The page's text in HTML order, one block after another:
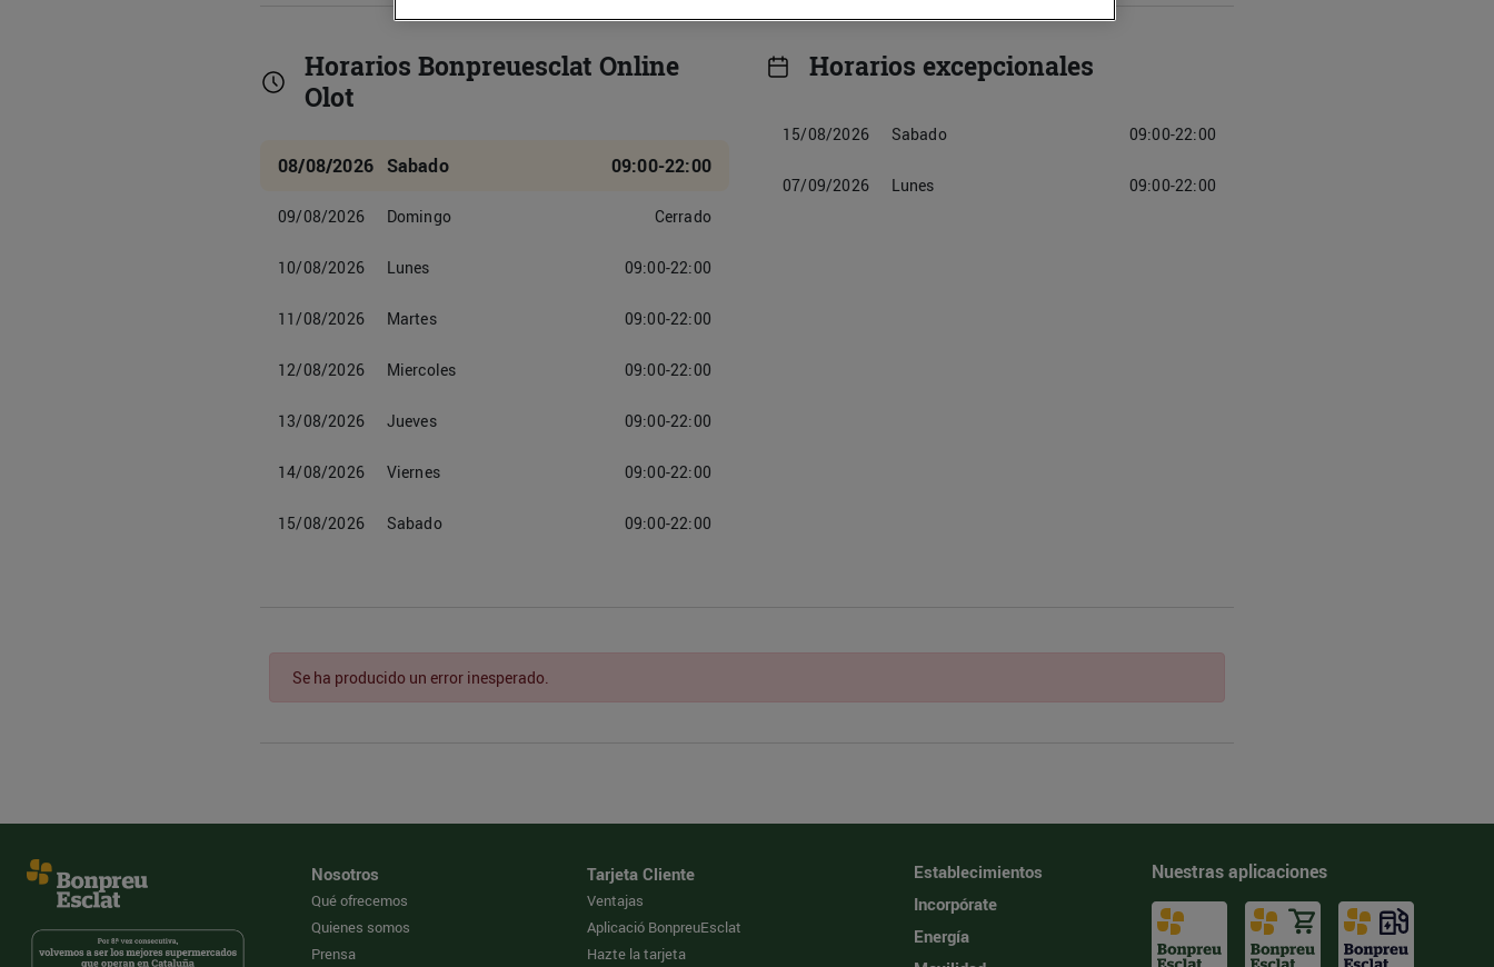
Horarios Bonpreuesclat Online
Olot
08/08/2026 Sabado 09:00-22:00
09/08/2026 Domingo Cerrado
10/08/2026 Lunes 09:00-22:00
11/08/2026 Martes 09:00-22:00
12/08/2026 Miercoles 09:00-22:00
13/08/2026 Jueves 09:00-22:00
14/08/2026 Viernes 09:00-22:00
15/08/2026 Sabado 09:00-22:00
Horarios excepcionales
15/08/2026 Sabado 09:00-22:00
07/09/2026 Lunes 09:00-22:00
Se ha producido un error inesperado.
Nosotros
Qué ofrecemos
Quienes somos
Prensa
Tarjeta Cliente
Ventajas
Aplicació BonpreuEsclat
Hazte la tarjeta
Establecimientos
Incorpórate
Energía
Nuestras aplicaciones